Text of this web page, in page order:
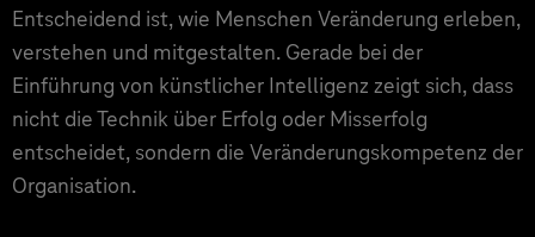
Entscheidend ist, wie Menschen Veränderung erleben,
verstehen und mitgestalten. Gerade bei der
Einführung von künstlicher Intelligenz zeigt sich, dass
nicht die Technik über Erfolg oder Misserfolg
entscheidet, sondern die Veränderungskompetenz der
Organisation.